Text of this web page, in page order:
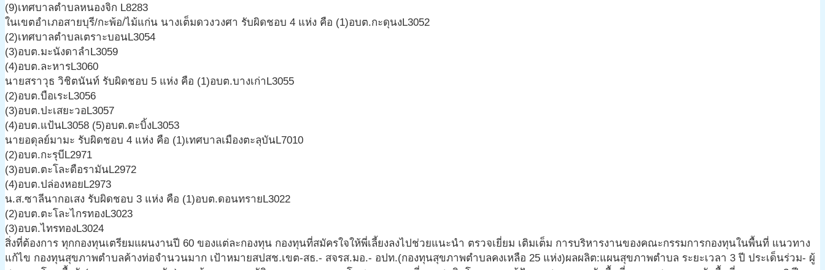
(9)เทศบาลตำบลหนองจิก L8283
ในเขตอำเภอสายบุรี/กะพ้อ/ไม้แก่น นางเต็มดวงวงศา รับผิดชอบ 4 แห่ง คือ (1)อบต.กะดุนงL3052
(2)เทศบาลตำบลเตราะบอนL3054
(3)อบต.มะนังดาลำL3059
(4)อบต.ละหารL3060
นายสราวุธ วิชิตนันท์ รับผิดชอบ 5 แห่ง คือ (1)อบต.บางเก่าL3055
(2)อบต.บือเระL3056
(3)อบต.ปะเสยะวอL3057
(4)อบต.แป้นL3058 (5)อบต.ตะบิ้งL3053
นายอดุลย์มามะ รับผิดชอบ 4 แห่ง คือ (1)เทศบาลเมืองตะลุบันL7010
(2)อบต.กะรุบีL2971
(3)อบต.ตะโละดือรามันL2972
(4)อบต.ปล่องหอยL2973
น.ส.ซาลีนากอเสง รับผิดชอบ 3 แห่ง คือ (1)อบต.ดอนทรายL3022
(2)อบต.ตะโละไกรทองL3023
(3)อบต.ไทรทองL3024
สิ่งที่ต้องการ ทุกกองทุนเตรียมแผนงานปี 60 ของแต่ละกองทุน กองทุนที่สมัครใจให้พี่เลี้ยงลงไปช่วยแนะนำ ตรวจเยี่ยม เติมเต็ม การบริหารงานของคณะกรรมการกองทุนในพื้นที่ แนวทาง
แก้ไข กองทุนสุขภาพตำบลค้างท่อจำนวนมาก เป้าหมายสปสช.เขต-สธ.- สจรส.มอ.- อปท.(กองทุนสุขภาพตำบลคงเหลือ 25 แห่ง)ผลผลิต:แผนสุขภาพตำบล ระยะเวลา 3 ปี ประเด็นร่วม- ผู้